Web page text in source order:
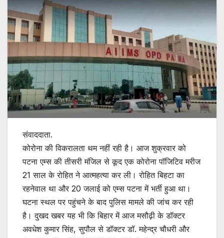
संवाददाता.
कोरोना की विकरालता थम नहीं रही है। आज शुक्रवार को
पटना एम्स की तीसरी मंजिल से कूद एक कोरोना पॉजिटिव मरीज
21 साल के रोहित ने आत्महत्या कर ली। रोहित बिहटा का
रहनेवाल था और 20 जलाई को एम्स पटना में भर्ती हुआ था।
घटना स्थल पर पहुंचने के बाद पुलिस मामले की जांच कर रही
है। दुखद खबर यह भी कि बिहार में आज मसौढ़ी के डॉक्टर
अवधेश कुमार सिंह, सुपौल से डॉक्टर डॉ. महेन्द्र चौधरी और